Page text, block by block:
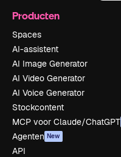
Producten
Spaces
AI-assistent
AI Image Generator
AI Video Generator
AI Voice Generator
Stockcontent
MCP voor Claude/ChatGPT
Agenten New
API